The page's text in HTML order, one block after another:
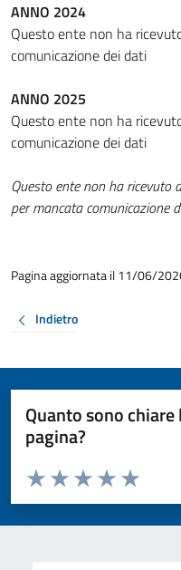
ANNO 2024
Questo ente non ha
comunicazione dei dati
ANNO 2025
Questo ente non ha
comunicazione dei dati
Questo ente non ha ricevuto
per mancata comunicazione
Pagina aggiornata il 11/06/
Indietro
Quanto sono
pagina?
Valuta da 1 a 5 stelle la pagina
Valuta 5
Valuta 4
Valuta 3 stelle su
Valuta 2 stelle su 5
Valuta 1 stelle su 5